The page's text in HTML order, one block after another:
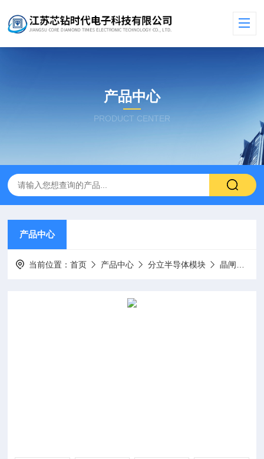
产品中心
PRODUCT CENTER
产品中心
当前位置：首页 产品中心 分立半导体模块 晶闸管模块